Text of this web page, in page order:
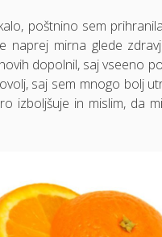
poštnino sem
naprej mirna glede
dopolnil, saj vseeno
saj sem mnogo bolj
izboljšuje in mislim, da